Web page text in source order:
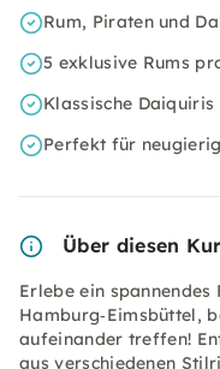
Rum, Piraten und
5 exklusive Rums
Klassische
Perfekt für
Über diesen
Erlebe ein spannendes
Hamburg‑Eimsbüttel,
aufeinander treffen!
aus verschiedenen